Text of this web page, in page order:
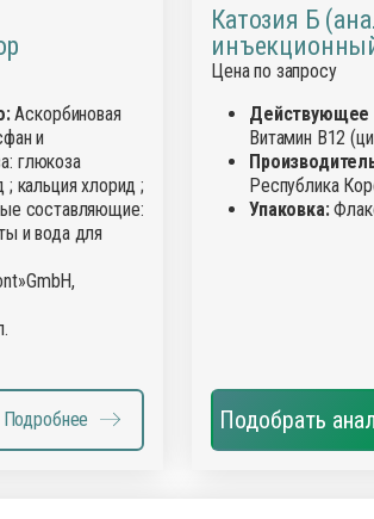
Аскорбиновая
и
глюкоза
; кальция хлорид ;
составляющие:
и вода для
Подробнее
Катозия Б
Цена по запросу
Действующее
Витамин В12
Республика
Упаковка:
Подобрать